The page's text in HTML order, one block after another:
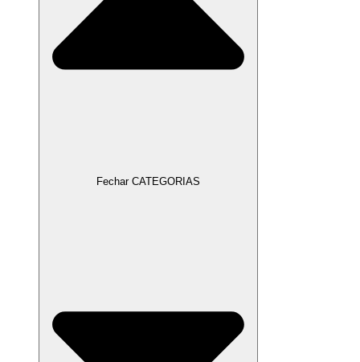
Fechar CATEGORIAS